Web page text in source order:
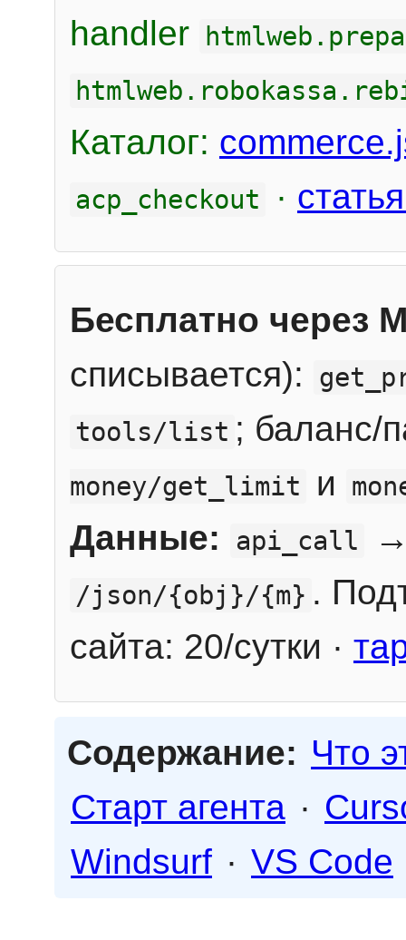
handler
Каталог:
acp_checkout ·
Бесплатно через
списывается):
tools/list ; баланс/
money/get_limit и
Данные: api_call
/json/{obj}/{m} .
сайта: 20/сутки ·
Содержание: Что
Старт агента ·
Windsurf · VS Code